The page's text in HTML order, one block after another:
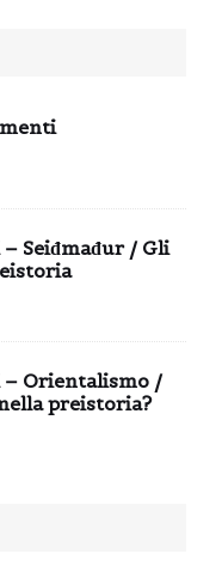
Seiđmađur / Gli
Orientalismo /
preistoria?